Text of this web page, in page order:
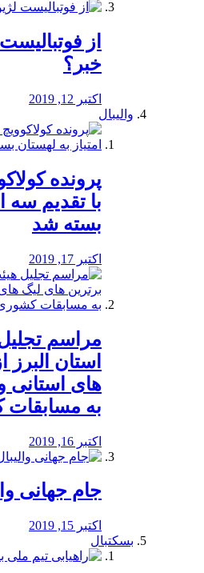
از
خبر؟
اکتبر 12, 2019
والیبال
پرونده
با تقدیم سه
بسته شد
اکتبر 17, 2019
مراسم
استان البرز
های استانی
به
اکتبر 16, 2019
جام جهانی
اکتبر 15, 2019
بسکتبال